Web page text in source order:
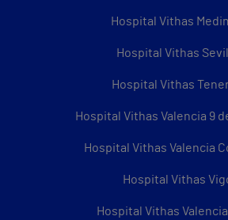
Hospital Vithas
Hospital Vithas
Hospital Vithas
Hospital Vithas Valencia 9
Hospital Vithas Valencia
Hospital Vithas
Hospital Vithas